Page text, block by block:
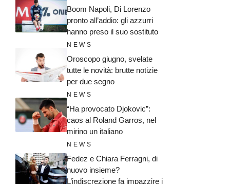
Boom Napoli, Di Lorenzo
pronto all’addio: gli azzurri
hanno preso il suo sostituto
NEWS
Oroscopo giugno, svelate
tutte le novità: brutte notizie
per due segno
NEWS
“Ha provocato Djokovic”:
caos al Roland Garros, nel
mirino un italiano
NEWS
Fedez e Chiara Ferragni, di
nuovo insieme?
L’indiscrezione fa impazzire i